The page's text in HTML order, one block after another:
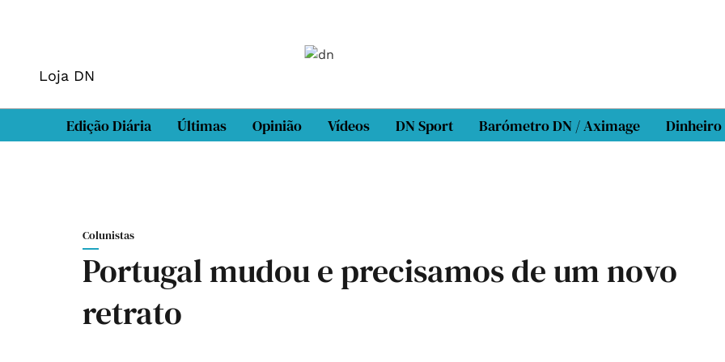
Loja DN
Edição Diária Últimas Opinião Vídeos DN Sport Barómetro DN / Aximage Dinheiro
Colunistas
Portugal mudou e precisamos de um novo
retrato